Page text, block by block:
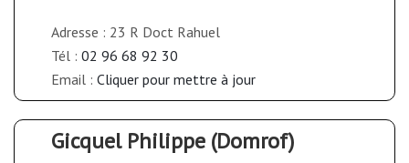
Adresse : 23 R Doct Rahuel
Tél : 02 96 68 92 30
Email : Cliquer pour mettre à jour
Gicquel Philippe (Domrof)